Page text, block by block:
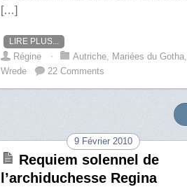
[…]
LIRE PLUS...
Régine ⋅ Autriche, Mariées du Gotha,
Wrede
22 Comments
9 Février 2010
Requiem solennel de
l’archiduchesse Regina